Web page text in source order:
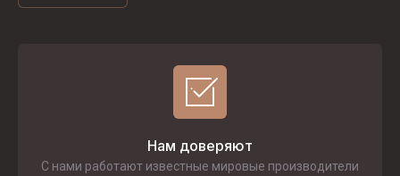
Нам доверяют
С нами работают известные мировые производители